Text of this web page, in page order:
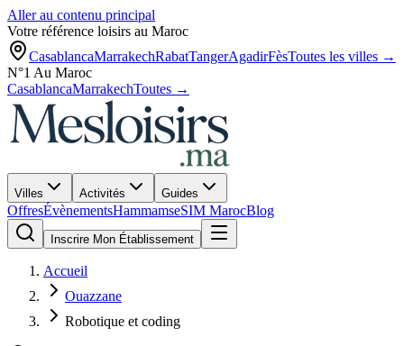
Aller au contenu principal
Votre référence loisirs au Maroc
CasablancaMarrakechRabatTangerAgadirFèsToutes les villes →
N°1 Au Maroc
CasablancaMarrakechToutes →
Villes Activités Guides
OffresÉvènementsHammamseSIM MarocBlog
Inscrire Mon Établissement
Accueil
Ouazzane
Robotique et coding